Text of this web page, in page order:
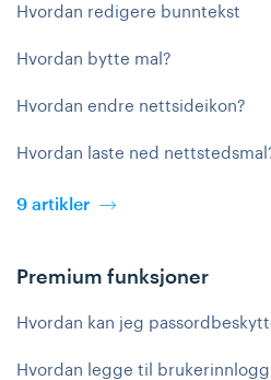
Hvordan redigere bunntekst
Hvordan bytte mal?
Hvordan endre nettsideikon?
Hvordan laste ned
9 artikler
Premium funksjoner
Hvordan kan jeg
Hvordan legge til